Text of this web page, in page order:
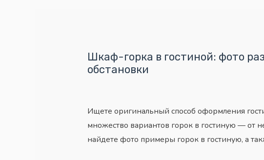
Шкаф-горка в гостиной: фото
обстановки
Ищете оригинальный способ оформления
множество вариантов горок в гостиную — от
найдете фото примеры горок в гостиную, а